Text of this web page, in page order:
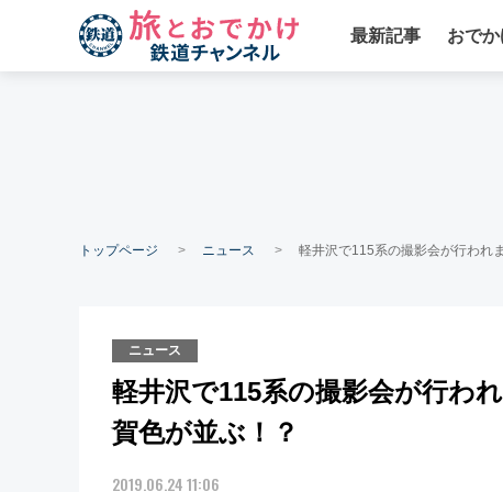
最新記事 おで
トップページ ニュース 軽井沢で115系の撮影会が行われ
ニュース
軽井沢で115系の撮影会が行わ
賀色が並ぶ！？
2019.06.24 11:06